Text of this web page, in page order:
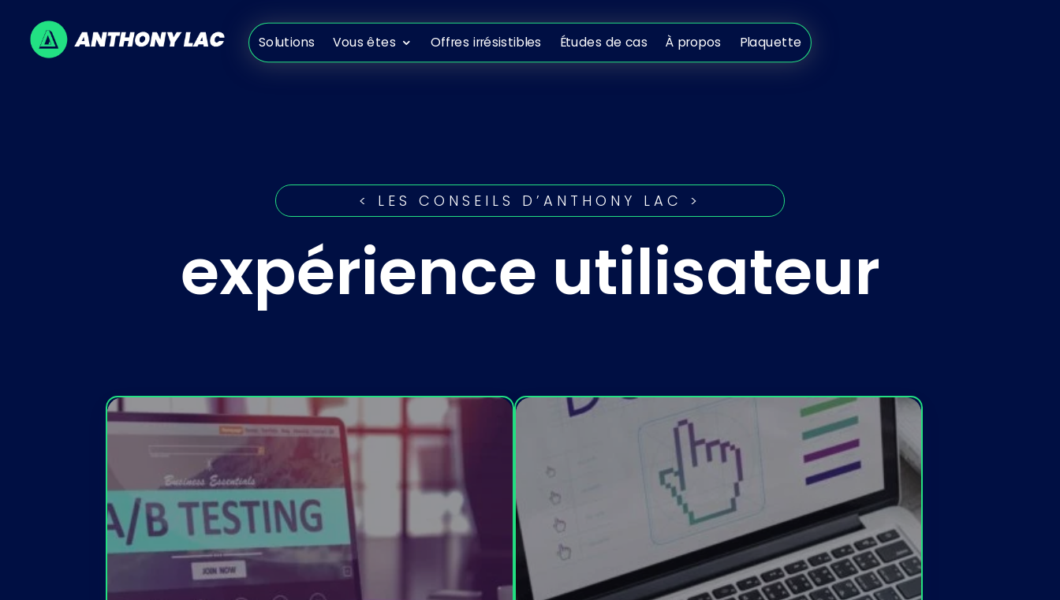
Solutions Vous êtes Offres irrésistibles Études de cas À propos Plaquette
Solutions Vous êtes Offres irrésistibles Études de cas À propos Plaquette
< LES CONSEILS D’ANTHONY LAC >
expérience utilisateur